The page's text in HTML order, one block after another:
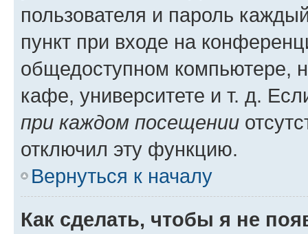
пользователя и пароль
пункт при входе на
общедоступном компьютере,
кафе, университете и т. д.
при каждом посещении
отключил эту функцию.
Вернуться к началу
Как сделать, чтобы я не